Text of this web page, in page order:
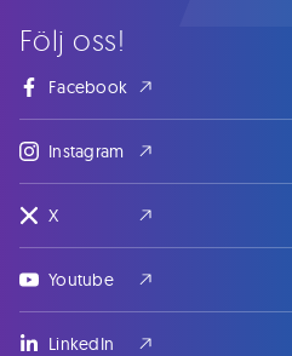
Följ oss!
Facebook
Instagram
X
Youtube
LinkedIn